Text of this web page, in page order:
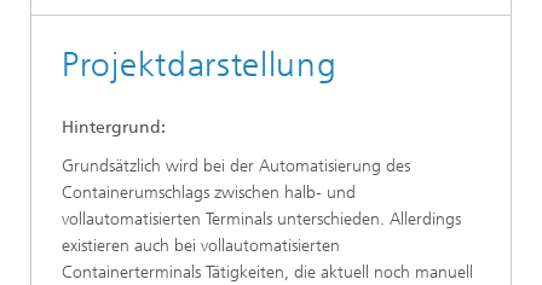
Projektdarstellung
Hintergrund:
Grundsätzlich wird bei der Automatisierung des
Containerumschlags zwischen halb- und
vollautomatisierten Terminals unterschieden. Allerdings
existieren auch bei vollautomatisierten
Containerterminals Tätigkeiten, die aktuell noch manuell